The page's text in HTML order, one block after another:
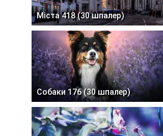
Міста 418 (30 шпалер)
Собаки 176 (30 шпалер)